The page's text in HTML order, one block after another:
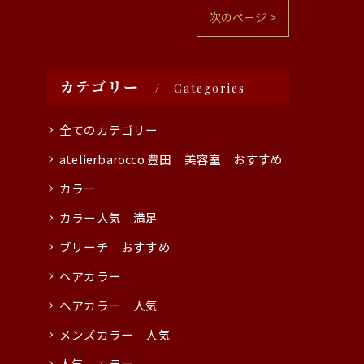
次のページ >
カテゴリー Categories
全てのカテゴリー
atelierbarocco 豊田 美容室 おすすめ
カラー
カラー人気 満足
ブリーチ おすすめ
ヘアカラー
ヘアカラー 人気
メンズカラー 人気